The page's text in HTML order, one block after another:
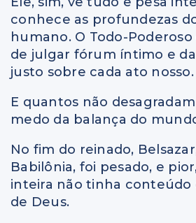
conhece as profundezas
humano. O Todo-
de julgar fórum íntimo e
justo sobre cada ato nosso.
E quantos não
medo da balança do
No fim do reinado,
Babilônia, foi pesado, e
inteira não tinha conteúdo
de Deus.